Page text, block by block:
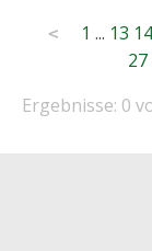
Posts
< 1 ... 13 14
27
Ergebnisse: 0